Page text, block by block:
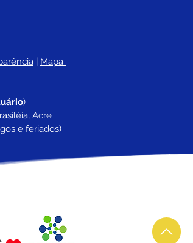
| Mapa
)
Acre
e feriados)